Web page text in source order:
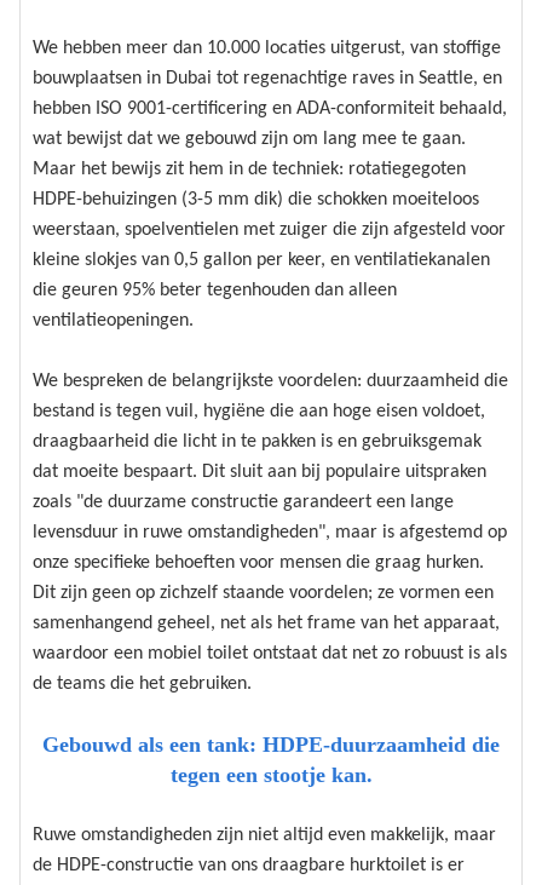
We hebben meer dan 10.000 locaties uitgerust, van stoffige
bouwplaatsen in Dubai tot regenachtige raves in Seattle, en
hebben ISO 9001-certificering en ADA-conformiteit behaald,
wat bewijst dat we gebouwd zijn om lang mee te gaan.
Maar het bewijs zit hem in de techniek: rotatiegegoten
HDPE-behuizingen (3-5 mm dik) die schokken moeiteloos
weerstaan, spoelventielen met zuiger die zijn afgesteld voor
kleine slokjes van 0,5 gallon per keer, en ventilatiekanalen
die geuren 95% beter tegenhouden dan alleen
ventilatieopeningen.
We bespreken de belangrijkste voordelen: duurzaamheid die
bestand is tegen vuil, hygiëne die aan hoge eisen voldoet,
draagbaarheid die licht in te pakken is en gebruiksgemak
dat moeite bespaart. Dit sluit aan bij populaire uitspraken
zoals "de duurzame constructie garandeert een lange
levensduur in ruwe omstandigheden", maar is afgestemd op
onze specifieke behoeften voor mensen die graag hurken.
Dit zijn geen op zichzelf staande voordelen; ze vormen een
samenhangend geheel, net als het frame van het apparaat,
waardoor een mobiel toilet ontstaat dat net zo robuust is als
de teams die het gebruiken.
Gebouwd als een tank: HDPE-duurzaamheid die
tegen een stootje kan.
Ruwe omstandigheden zijn niet altijd even makkelijk, maar
de HDPE-constructie van ons draagbare hurktoilet is er